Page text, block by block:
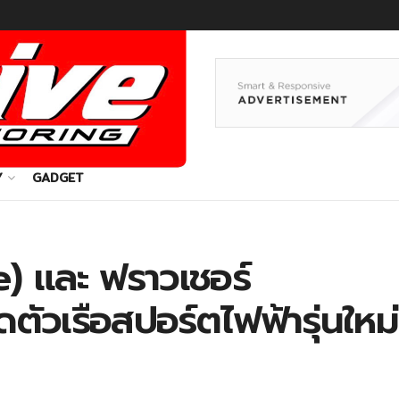
GADGET
และ ฟราวเชอร์
ตัวเรือสปอร์ตไฟฟ้ารุ่นใหม่